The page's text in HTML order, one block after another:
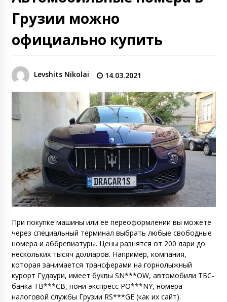
Грузии можно
официально купить
Levshits Nikolai 14.03.2021
При покупке машины или её переоформлении вы можете
через специальный терминал выбрать любые свободные
номера и аббревиатуры. Цены разнятся от 200 лари до
нескольких тысяч долларов. Например, компания,
которая занимается трансферами на горнолыжный
курорт Гудаури, имеет буквы SN***OW, автомобили ТБС-
банка TB***CB, пони-экспресс PO***NY, номера
налоговой службы Грузии RS***GE (как их сайт).